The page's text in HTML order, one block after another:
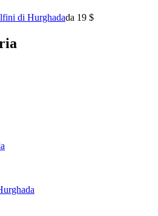
di Hurghadada 19 $